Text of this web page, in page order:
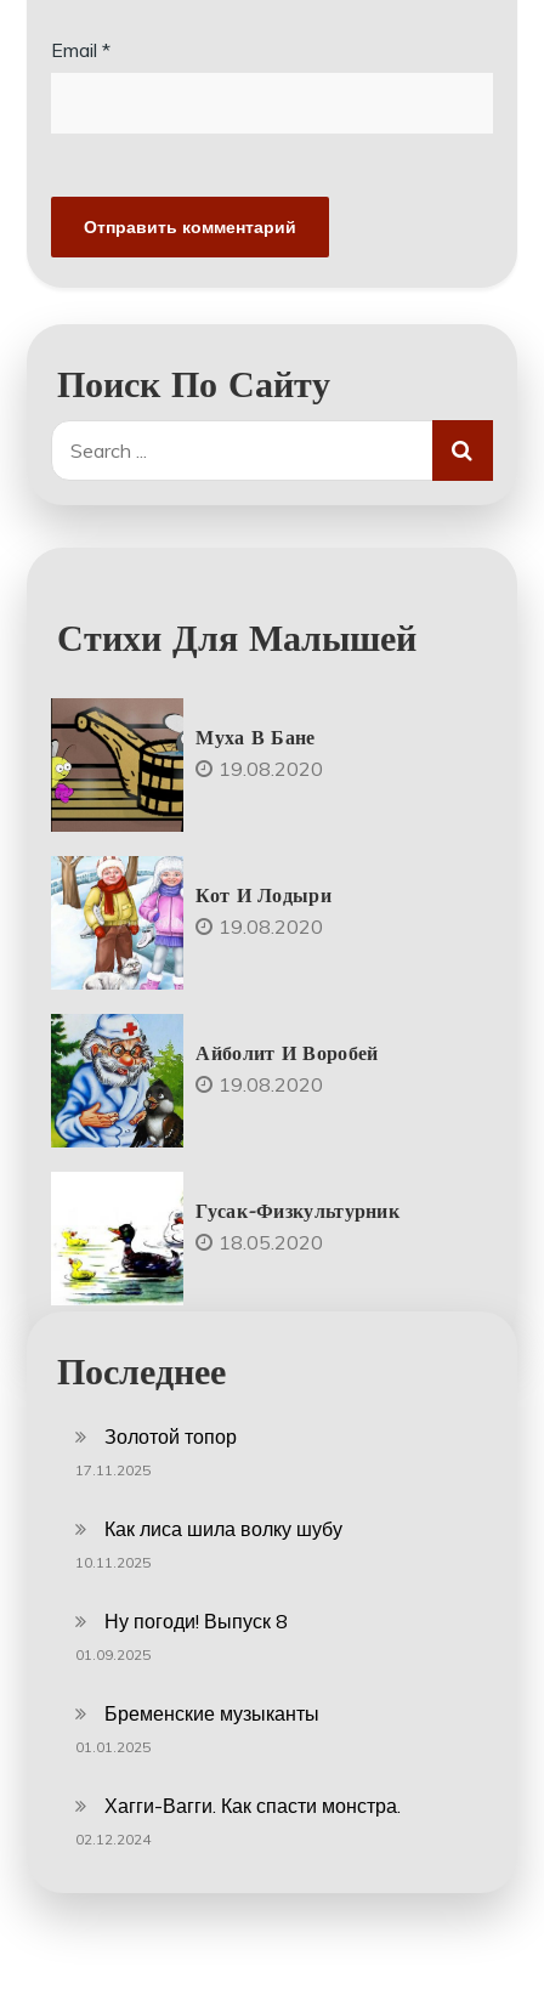
Email*
Поиск По Сайту
Search
for:
Стихи Для Малышей
Муха В Бане
19.08.2020
Кот И Лодыри
19.08.2020
Айболит И Воробей
19.08.2020
Гусак-Физкультурник
18.05.2020
Последнее
Золотой топор
17.11.2025
Как лиса шила волку шубу
10.11.2025
Ну погоди! Выпуск 8
01.09.2025
Бременские музыканты
01.01.2025
Хагги-Вагги. Как спасти монстра.
02.12.2024